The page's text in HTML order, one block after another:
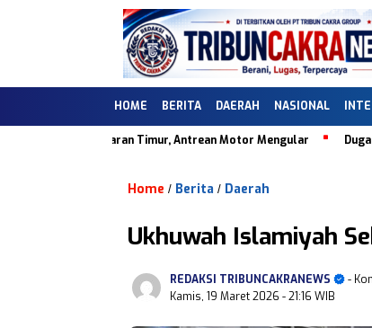
HOME BERITA DAERAH NASIONAL
Ungaran Timur, Antrean Motor Mengular Dugaan
Home / Berita / Daerah
Ukhuwah Islamiyah
REDAKSI TRIBUNCAKRANEWS
-
Kamis, 19 Maret 2026 - 21:16 WIB